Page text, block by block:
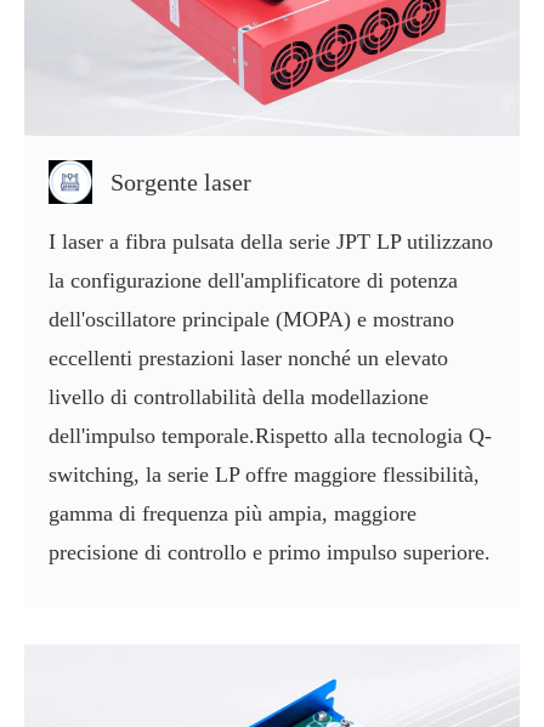
Sorgente laser
I laser a fibra pulsata della serie JPT LP utilizzano
la configurazione dell'amplificatore di potenza
dell'oscillatore principale (MOPA) e mostrano
eccellenti prestazioni laser nonché un elevato
livello di controllabilità della modellazione
dell'impulso temporale.Rispetto alla tecnologia Q-
switching, la serie LP offre maggiore flessibilità,
gamma di frequenza più ampia, maggiore
precisione di controllo e primo impulso superiore.